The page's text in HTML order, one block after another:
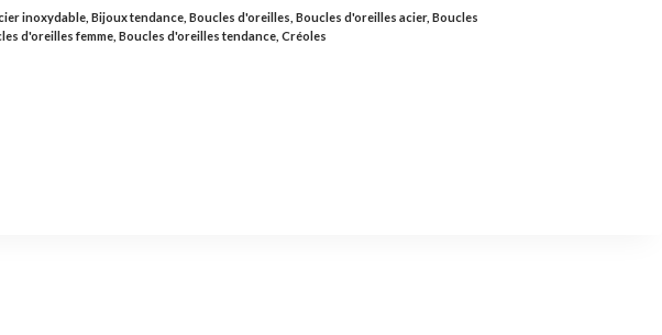
inoxydable Bijoux tendance Boucles d'oreilles Boucles d'oreilles acier, Boucles
d'oreilles femme Boucles d'oreilles tendance Créoles